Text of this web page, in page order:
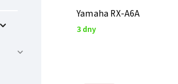
Yamaha RX-A6A
3 dny